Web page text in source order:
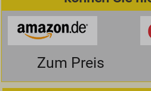
Zum Preis